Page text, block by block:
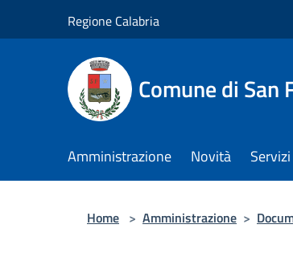
Regione Calabria
Comune di San
Amministrazione Novità Servizi
Home > Amministrazione >